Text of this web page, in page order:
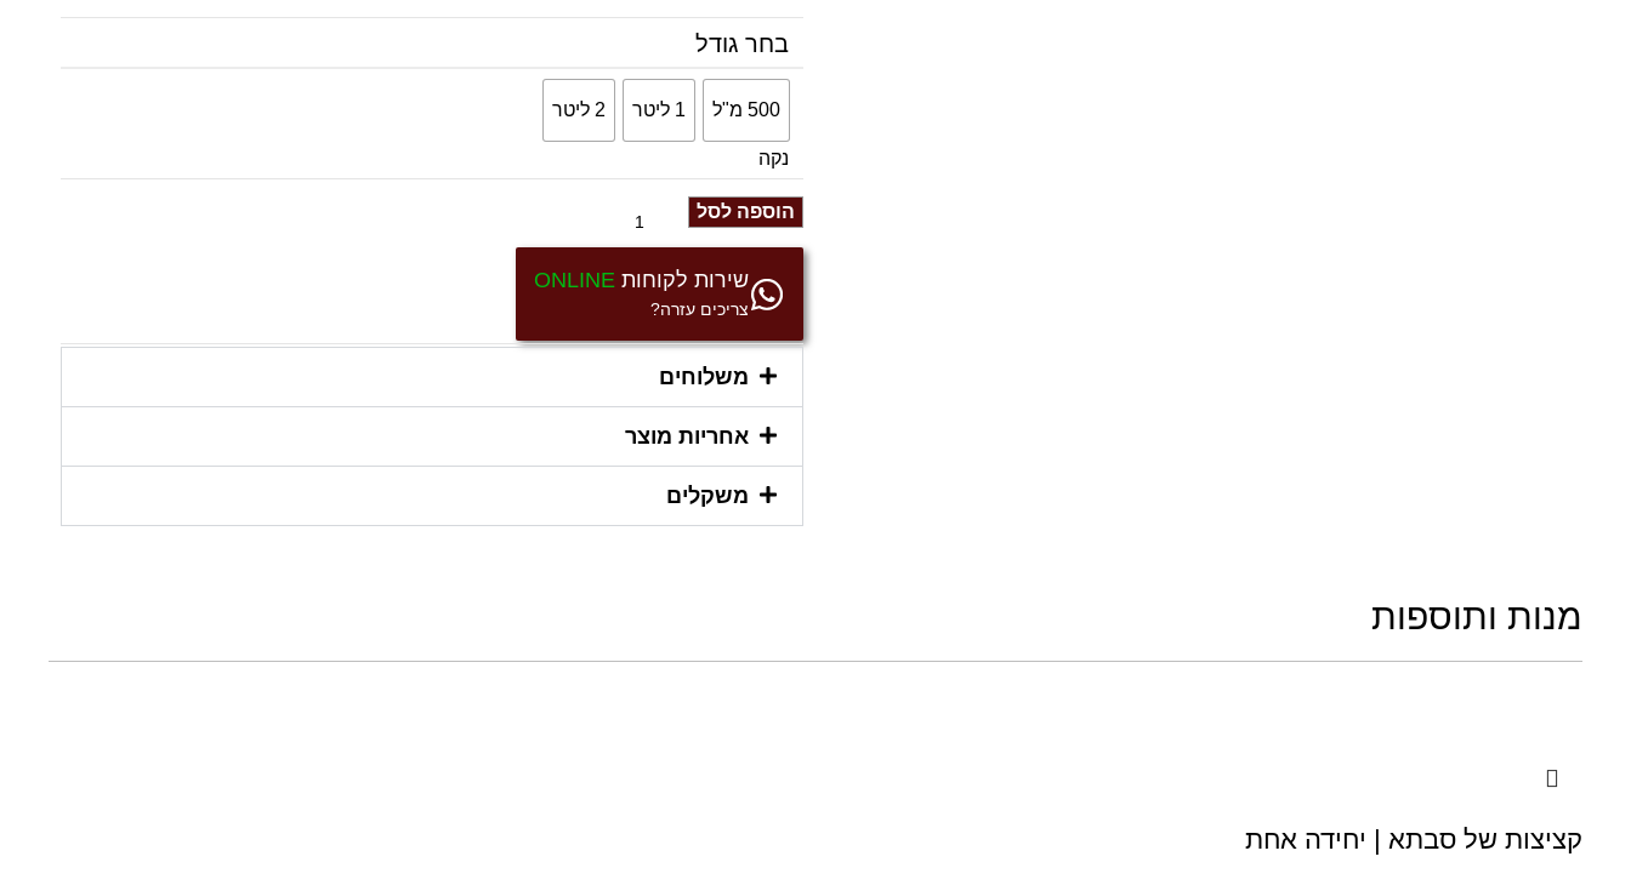
בחר גודל
500 מ"ל 1 ליטר 2 ליטר
נקה
הוספה לסל
שירות לקוחות ONLINE
צריכים עזרה?
משלוחים
אחריות מוצר
משקלים
מנות ותוספות
קציצות של סבתא | יחידה אחת